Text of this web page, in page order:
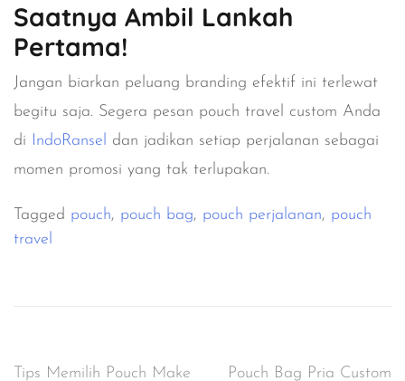
Saatnya Ambil Lankah
Pertama!
Jangan biarkan peluang branding efektif ini terlewat
begitu saja. Segera pesan pouch travel custom Anda
di IndoRansel dan jadikan setiap perjalanan sebagai
momen promosi yang tak terlupakan.
Tagged pouch, pouch bag, pouch perjalanan, pouch
travel
Tips Memilih Pouch Make
Pouch Bag Pria Custom